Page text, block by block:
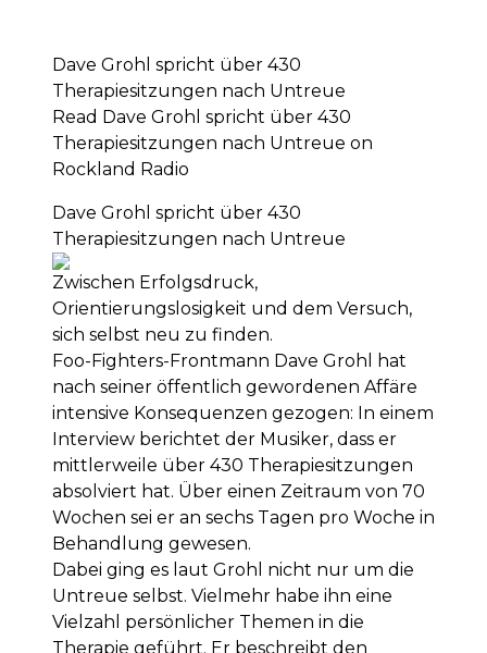
Dave Grohl spricht über 430
Therapiesitzungen nach Untreue
Read Dave Grohl spricht über 430
Therapiesitzungen nach Untreue on
Rockland Radio
Dave Grohl spricht über 430
Therapiesitzungen nach Untreue
Zwischen Erfolgsdruck,
Orientierungslosigkeit und dem Versuch,
sich selbst neu zu finden.
Foo-Fighters-Frontmann Dave Grohl hat
nach seiner öffentlich gewordenen Affäre
intensive Konsequenzen gezogen: In einem
Interview berichtet der Musiker, dass er
mittlerweile über 430 Therapiesitzungen
absolviert hat. Über einen Zeitraum von 70
Wochen sei er an sechs Tagen pro Woche in
Behandlung gewesen.
Dabei ging es laut Grohl nicht nur um die
Untreue selbst. Vielmehr habe ihn eine
Vielzahl persönlicher Themen in die
Therapie geführt. Er beschreibt den